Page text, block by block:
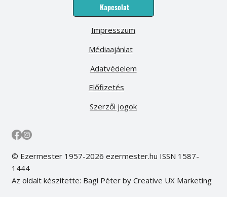
Kapcsolat
Médiaajánlat
Előfizetés
Impresszum
Adatvédelem
Szerzői jogok
© Ezermester 1957-2026 ezermester.hu ISSN 1587-
1444
Az oldalt készítette: Bagi Péter by Creative UX Marketing